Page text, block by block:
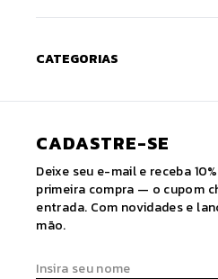
CATEGORIAS
CADASTRE-SE
Deixe seu e-mail e receba
primeira compra — o cupom
entrada. Com novidades e
mão.